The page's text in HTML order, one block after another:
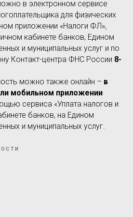
в электронном сервисе
для физических
приложении «Налоги ФЛ»,
кабинете банков, Едином
и муниципальных услуг и по
Контакт-центра ФНС России 8-
можно также онлайн – в
мобильном приложении
сервиса «Уплата налогов и
банков, на Едином
и муниципальных услуг.